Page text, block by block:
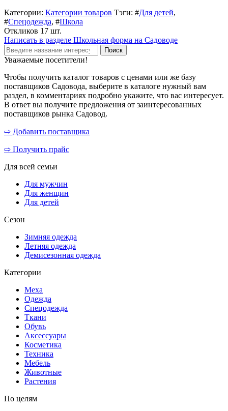
Категории: Категории товаров Тэги: #Для детей,
#Спецодежда, #Школа
Откликов 17 шт.
Написать в разделе Школьная форма на Садоводе
Уважаемые посетители!
Чтобы получить каталог товаров с ценами или же базу
поставщиков Садовода, выберите в каталоге нужный вам
раздел, в комментариях подробно укажите, что вас интересует.
В ответ вы получите предложения от заинтересованных
поставщиков рынка Садовод.
⇨ Добавить поставщика
⇨ Получить прайс
Для всей семьи
Для мужчин
Для женщин
Для детей
Сезон
Зимняя одежда
Летняя одежда
Демисезонная одежда
Категории
Меха
Одежда
Спецодежда
Ткани
Обувь
Аксессуары
Косметика
Техника
Мебель
Животные
Растения
По целям